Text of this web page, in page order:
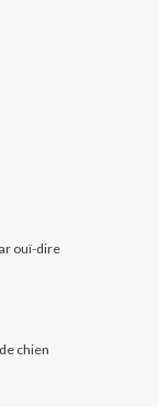
ouï-dire
chien